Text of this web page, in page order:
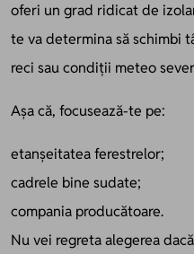
oferi un grad ridicat de
te va determina să schimbi
reci sau condiții meteo
Așa că, focusează-te pe:
etanșeitatea ferestrelor;
cadrele bine sudate;
compania producătoare.
Nu vei regreta alegerea